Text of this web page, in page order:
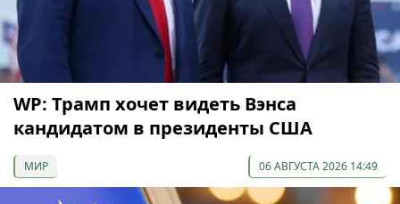
WP: Трамп хочет видеть Вэнса
кандидатом в президенты США
МИР 06 АВГУСТА 2026 14:49